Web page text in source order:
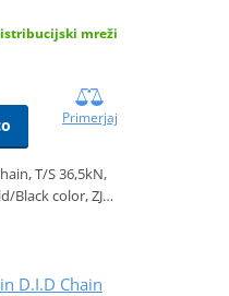
mreži
Primerjaj
T/S 36,5kN,
Black color, ZJ…
D.I.D Chain